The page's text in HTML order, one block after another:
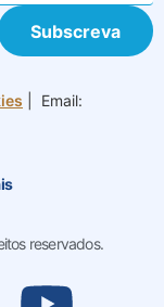
Subscreva
| Email:
reservados.